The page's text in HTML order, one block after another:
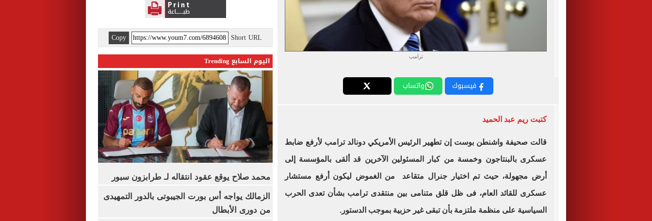
ترامب
فيسبوك واتساب
كتبت ريم عبد الحميد
قالت صحيفة واشنطن بوست إن تطهير الرئيس الأمريكي دونالد ترامب لأرفع ضابط
عسكرى بالبنتاجون وخمسة من كبار المسئولين الآخرين قد ألقى بالمؤسسة إلى
أرض مجهولة، حيث تم اختيار جنرال متقاعد من الغموض ليكون أرفع مستشار
عسكرى للقائد العام، فى ظل قلق متنامى بين منتقدى ترامب بشأن تعدى الحرب
السياسية على منظمة ملتزمة بأن تبقى غير حزبية بموجب الدستور.
Short URL
Copy
اليوم السابع Trending
محمد صلاح يوقع عقود انتقاله لـ طرابزون سبور
الزمالك يواجه أس بورت الجيبوتى بالدور التمهيدى
من دورى الأبطال